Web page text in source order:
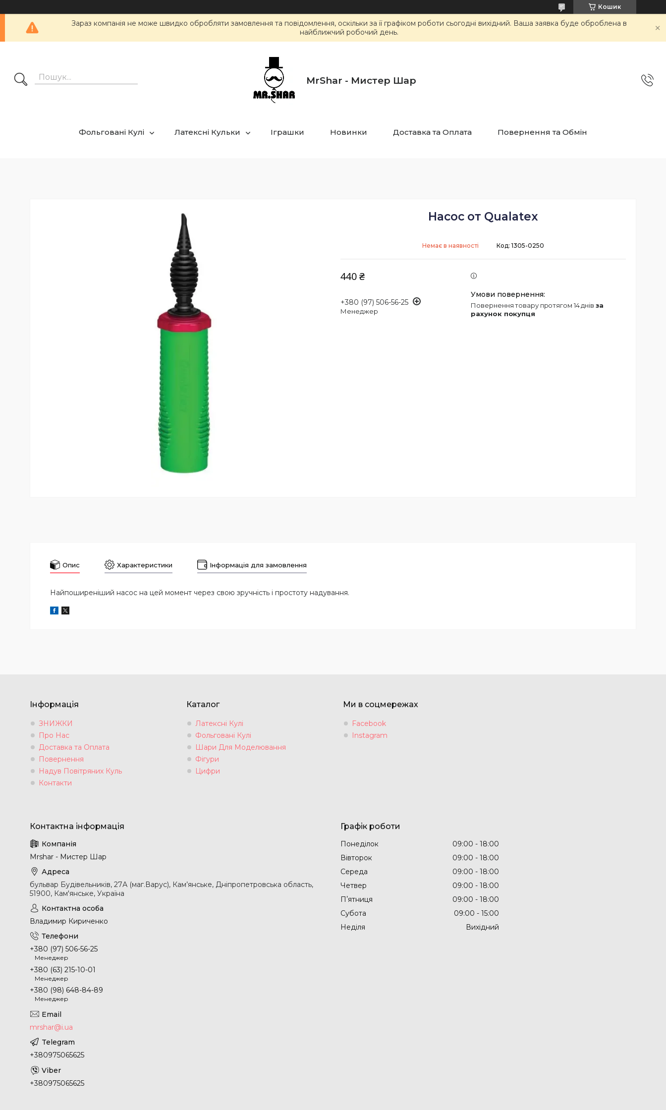
Кошик
Зараз компанія не може швидко обробляти замовлення та повідомлення, оскільки за її графіком роботи сьогодні вихідний. Ваша заявка буде оброблена в
найближчий робочий день.
MrShar - Мистер Шар
Фольговані Кулі Латексні Кульки Іграшки Новинки Доставка та Оплата Повернення та Обмін
Насос от Qualatex
Немає в наявності Код: 1305-0250
440 ₴
+380 (97) 506-56-25
Менеджер
повернення товару протягом 14 днів за
рахунок покупця
Опис Характеристики Інформація для замовлення
Найпоширеніший насос на цей момент через свою зручність і простоту надування.
Інформація
ЗНИЖКИ
Про Нас
Доставка та Оплата
Повернення
Надув Повітряних Куль
Контакти
Каталог
Латексні Кулі
Фольговані Кулі
Шари Для Моделювання
Фігури
Цифри
Ми в соцмережах
Facebook
Instagram
Mrshar - Мистер Шар
бульвар Будівельників, 27А (маг.Варус), Кам’янське, Дніпропетровська область,
51900, Кам'янське, Україна
Владимир Кириченко
+380 (97) 506-56-25
Менеджер
+380 (63) 215-10-01
Менеджер
+380 (98) 648-84-89
Менеджер
mrshar@i.ua
+380975065625
+380975065625
Графік роботи
Понеділок 09:00
18:00
Вівторок
09:00
18:00
Середа
09:00
18:00
Четвер
09:00
18:00
Пʼятниця
09:00
18:00
Субота
09:00
15:00
Неділя
Вихідний